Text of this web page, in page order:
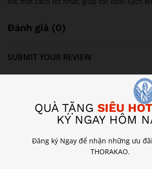
Đánh giá (0)
SUBMIT YOUR REVIEW
Email của bạn sẽ không được hiển thị công
Your rating of this product
QUÀ TẶNG SIÊU HOT
KÝ NGAY HÔM
Đăng ký Ngay để nhận những ưu
THORAKAO.